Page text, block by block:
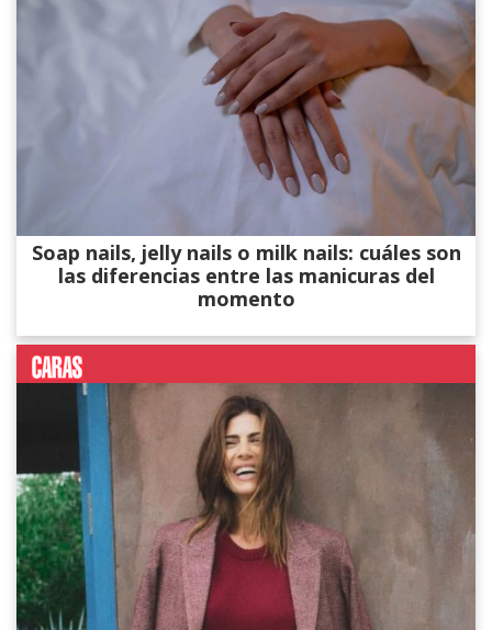
Soap nails, jelly nails o milk nails: cuáles son
las diferencias entre las manicuras del
momento